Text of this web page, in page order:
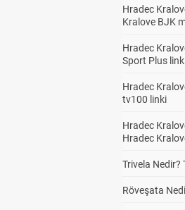
Hradec
Kralove BJK
Hradec
Sport Plus
Hradec
tv100 linki
Hradec
Hradec
Trivela Nedir?
Röveşata